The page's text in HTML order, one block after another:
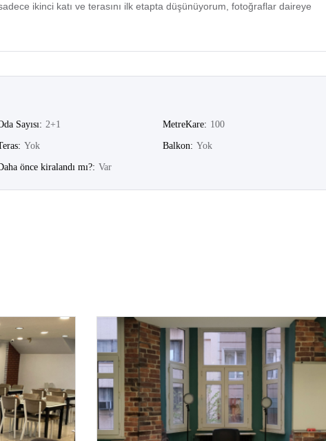
ikinci katı ve terasını ilk etapta düşünüyorum, fotoğraflar daireye
Sayısı: 2+1 MetreKare: 100
Yok Balkon: Yok
önce kiralandı mı?: Var